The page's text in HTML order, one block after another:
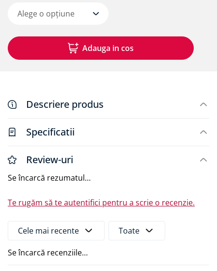
Alege o opțiune
Adauga in cos
Descriere produs
Specificatii
Review-uri
Se încarcă rezumatul…
Te rugăm să te autentifici pentru a scrie o recenzie.
Cele mai recente Toate
Se încarcă recenziile…